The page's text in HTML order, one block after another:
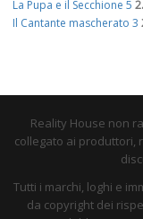
La Pupa e il Secchione 5
Il Cantante mascherato 3
Reality House non
collegato ai produttori,
Tutti i marchi, loghi e
da copyright dei